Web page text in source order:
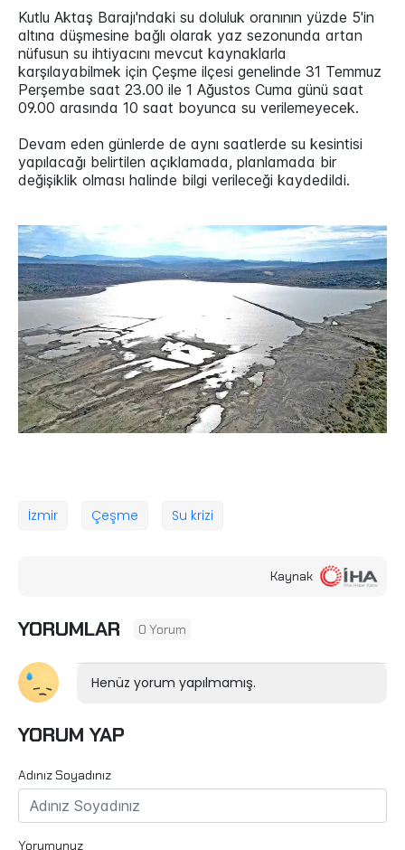
Kutlu Aktaş Barajı'ndaki su doluluk oranının yüzde 5'in
altına düşmesine bağlı olarak yaz sezonunda artan
nüfusun su ihtiyacını mevcut kaynaklarla
karşılayabilmek için Çeşme ilçesi genelinde 31 Temmuz
Perşembe saat 23.00 ile 1 Ağustos Cuma günü saat
09.00 arasında 10 saat boyunca su verilemeyecek.
Devam eden günlerde de aynı saatlerde su kesintisi
yapılacağı belirtilen açıklamada, planlamada bir
değişiklik olması halinde bilgi verileceği kaydedildi.
İzmir Çeşme Su krizi
Kaynak
YORUMLAR 0 Yorum
Henüz yorum yapılmamış.
YORUM YAP
Adınız Soyadınız
Yorumunuz